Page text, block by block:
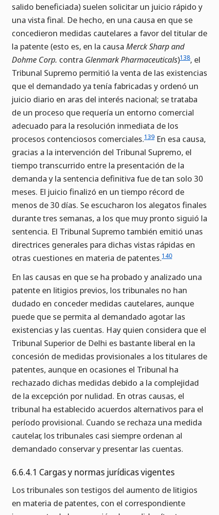
salido beneficiada) suelen solicitar un juicio rápido y
una vista final. De hecho, en una causa en que se
concedieron medidas cautelares a favor del titular de
la patente (esto es, en la causa Merck Sharp and
Dohme Corp. contra Glenmark Pharmaceuticals)138, el
Tribunal Supremo permitió la venta de las existencias
que el demandado ya tenía fabricadas y ordenó un
juicio diario en aras del interés nacional; se trataba
de un proceso que requería un entorno comercial
adecuado para la resolución inmediata de los
procesos contenciosos comerciales.139 En esa causa,
gracias a la intervención del Tribunal Supremo, el
tiempo transcurrido entre la presentación de la
demanda y la sentencia definitiva fue de tan solo 30
meses. El juicio finalizó en un tiempo récord de
menos de 30 días. Se escucharon los alegatos finales
durante tres semanas, a los que muy pronto siguió la
sentencia. El Tribunal Supremo también emitió unas
directrices generales para dichas vistas rápidas en
otras cuestiones en materia de patentes.140
En las causas en que se ha probado y analizado una
patente en litigios previos, los tribunales no han
dudado en conceder medidas cautelares, aunque
puede que se permita al demandado agotar las
existencias y las cuentas. Hay quien considera que el
Tribunal Superior de Delhi es bastante liberal en la
concesión de medidas provisionales a los titulares de
patentes, aunque en ocasiones el Tribunal ha
rechazado dichas medidas debido a la complejidad
de la excepción por nulidad. En otras causas, el
tribunal ha establecido acuerdos alternativos para el
período provisional. Cuando se rechaza una medida
cautelar, los tribunales casi siempre ordenan al
demandado conservar y presentar las cuentas.
6.6.4.1 Cargas y normas jurídicas vigentes
Los tribunales son testigos del aumento de litigios
en materia de patentes, con el correspondiente